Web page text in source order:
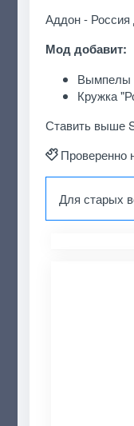
Аддон - Россия
Мод добавит:
Вымпелы
Кружка
Ставить выше
Проверенно
Для старых